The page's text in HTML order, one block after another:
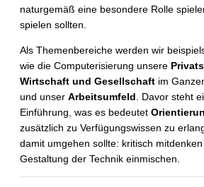
naturgemäß eine besondere Rolle
spielen sollten.
Als Themenbereiche werden wir
wie die Computerisierung unsere
Wirtschaft und Gesellschaft im
und unser Arbeitsumfeld . Davor steht
Einführung, was es bedeutet
zusätzlich zu Verfügungswissen zu
damit umgehen sollte: kritisch
Gestaltung der Technik einmischen.